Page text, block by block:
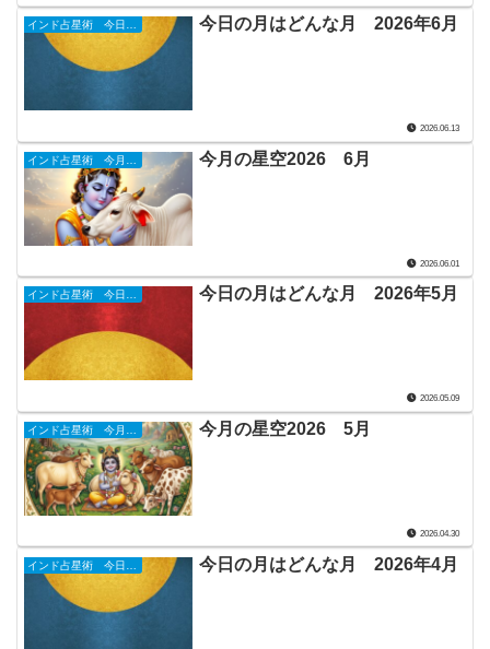
今日の月はどんな月 2026年6月
2026.06.13
今月の星空2026 6月
2026.06.01
インド占星術 今日のナクシャトラ 今日の月はどんな月 2026年5月
2026.05.09
今月の星空2026 5月
2026.04.30
今日の月はどんな月 2026年4月